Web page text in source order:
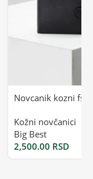
Novcanik kozni fsm
Kožni novčanici
Big Best
2,500.00 RSD